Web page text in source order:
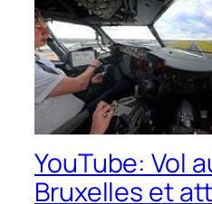
YouTube: Vol
Bruxelles et